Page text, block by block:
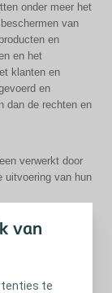
van
te
onder meer het
van
en
en het
klanten en
en
dan de rechten en
verwerkt door
uitvoering van hun